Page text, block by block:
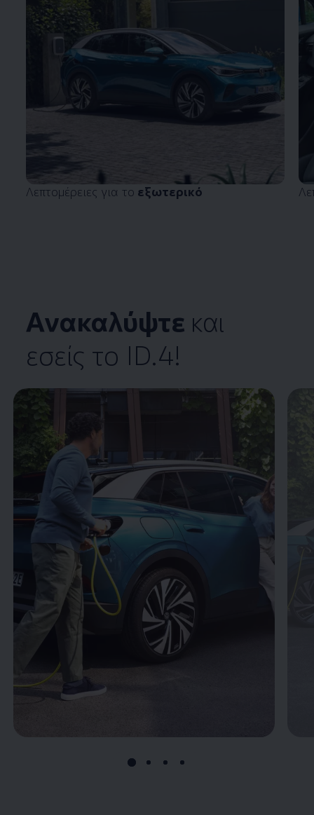
Λεπτομέρειες για το εξωτερικό
Enable fullscreen mode
Ανακαλύψτε και
εσείς το ID.4!